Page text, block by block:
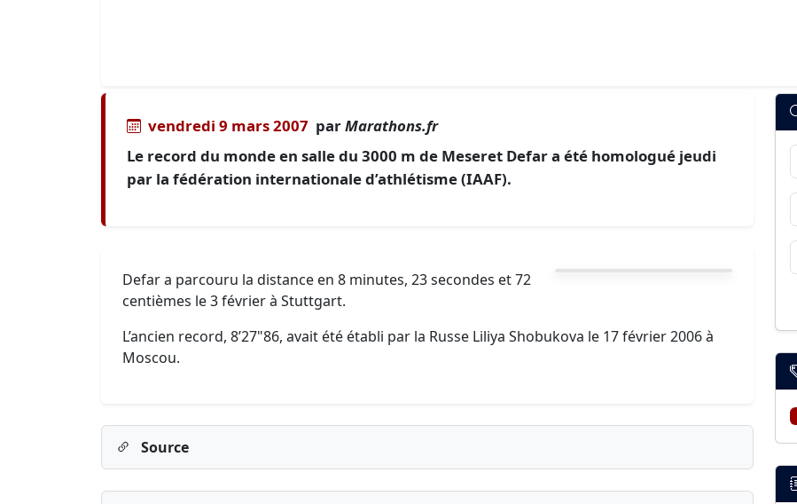
vendredi 9 mars 2007 parMarathons.fr
Le record du monde en salle du 3000 m de Meseret Defar a été homologué jeudi
par la fédération internationale d’athlétisme (IAAF).
Defar a parcouru la distance en 8 minutes, 23 secondes et 72
centièmes le 3 février à Stuttgart.
L’ancien record, 8’27"86, avait été établi par la Russe Liliya Shobukova le 17 février 2006 à
Moscou.
Source